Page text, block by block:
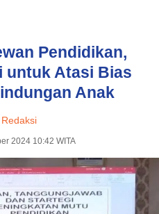
Pendidikan,
untuk Atasi Bias
Anak
2024 10:42 WITA